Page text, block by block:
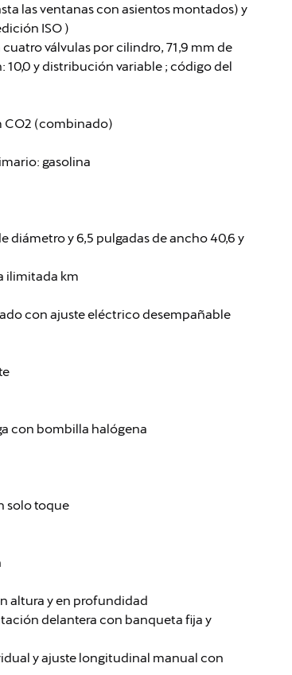
las ventanas con asientos montados) y
ISO )
válvulas por cilindro, 71,9 mm de
y distribución variable ; código del
CO2 (combinado)
gasolina
diámetro y 6,5 pulgadas de ancho 40,6 y
ilimitada km
con ajuste eléctrico desempañable
con bombilla halógena
solo toque
altura y en profundidad
delantera con banqueta fija y
y ajuste longitudinal manual con